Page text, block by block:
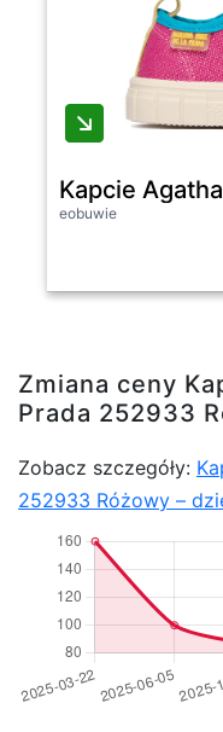
Kapcie
eobuwie
Zmiana ceny
Prada 252933
Zobacz szczegóły:
252933 Różowy –